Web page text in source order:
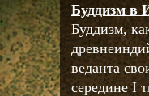
Буддизм в
Буддизм,
веданта
середине I